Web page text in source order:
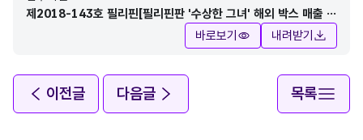
제2018-143호 필리핀[필리핀판 '수상한 그녀' 해외 박스 매출 1
3일 만에 1억 3,500만 페소(한화 약 28억 원) 돌파].pdf
바로보기 내려받기
이전글 다음글 목록